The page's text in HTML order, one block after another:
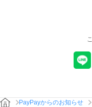
PayPayからのお知らせ